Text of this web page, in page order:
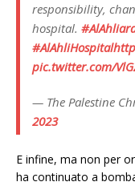
responsibility,
hospital.
#AlAhliHospital
pic.twitter.com/
— The Palestine
2023
E infine, ma non per
ha continuato a